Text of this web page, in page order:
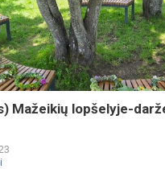
Mažeikių lopšelyje-